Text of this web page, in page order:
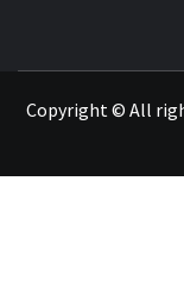
Copyright © All